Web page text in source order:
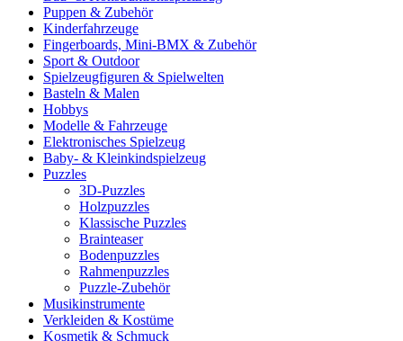
Puppen & Zubehör
Kinderfahrzeuge
Fingerboards, Mini-BMX & Zubehör
Sport & Outdoor
Spielzeugfiguren & Spielwelten
Basteln & Malen
Hobbys
Modelle & Fahrzeuge
Elektronisches Spielzeug
Baby- & Kleinkindspielzeug
Puzzles
3D-Puzzles
Holzpuzzles
Klassische Puzzles
Brainteaser
Bodenpuzzles
Rahmenpuzzles
Puzzle-Zubehör
Musikinstrumente
Verkleiden & Kostüme
Kosmetik & Schmuck